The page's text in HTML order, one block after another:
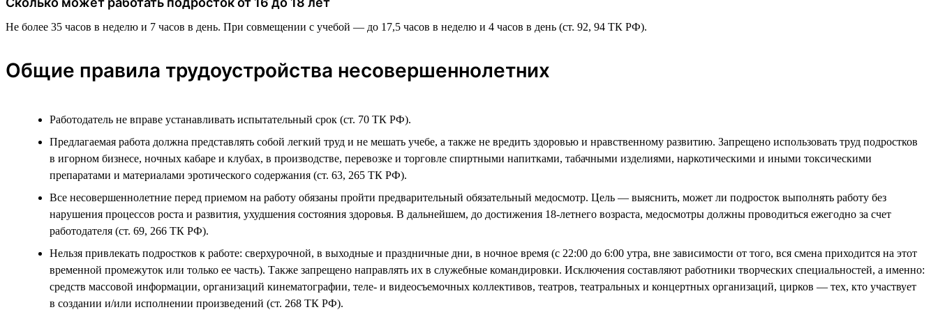
Не более 35 часов в неделю и 7 часов в день. При совмещении с учебой — до 17,5 часов в неделю и 4 часов в день (ст. 92, 94 ТК РФ).
Общие правила трудоустройства несовершеннолетних
Работодатель не вправе устанавливать испытательный срок (ст. 70 ТК РФ).
Предлагаемая работа должна представлять собой легкий труд и не мешать учебе, а также не вредить здоровью и нравственному развитию. Запрещено использовать труд подростков
в игорном бизнесе, ночных кабаре и клубах, в производстве, перевозке и торговле спиртными напитками, табачными изделиями, наркотическими и иными токсическими
препаратами и материалами эротического содержания (ст. 63, 265 ТК РФ).
Все несовершеннолетние перед приемом на работу обязаны пройти предварительный обязательный медосмотр. Цель — выяснить, может ли подросток выполнять работу без
нарушения процессов роста и развития, ухудшения состояния здоровья. В дальнейшем, до достижения 18-летнего возраста, медосмотры должны проводиться ежегодно за счет
работодателя (ст. 69, 266 ТК РФ).
Нельзя привлекать подростков к работе: сверхурочной, в выходные и праздничные дни, в ночное время (с 22:00 до 6:00 утра, вне зависимости от того, вся смена приходится на этот
временной промежуток или только ее часть). Также запрещено направлять их в служебные командировки. Исключения составляют работники творческих специальностей, а именно:
средств массовой информации, организаций кинематографии, теле- и видеосъемочных коллективов, театров, театральных и концертных организаций, цирков — тех, кто участвует
в создании и/или исполнении произведений (ст. 268 ТК РФ).